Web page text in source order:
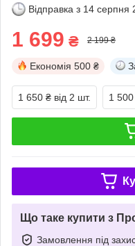
Відправка з 14 серпня
1 699 ₴ 2 199 ₴
Економія 500 ₴
1 650 ₴ від 2 шт. 1
Що таке купити з
Замовлення під